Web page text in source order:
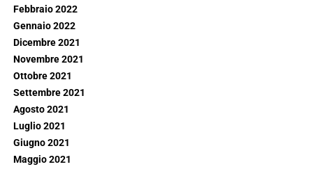
Febbraio 2022
Gennaio 2022
Dicembre 2021
Novembre 2021
Ottobre 2021
Settembre 2021
Agosto 2021
Luglio 2021
Giugno 2021
Maggio 2021